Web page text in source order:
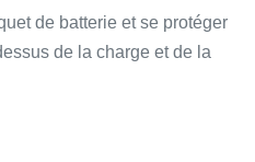
de batterie et se protéger
de la charge et de la